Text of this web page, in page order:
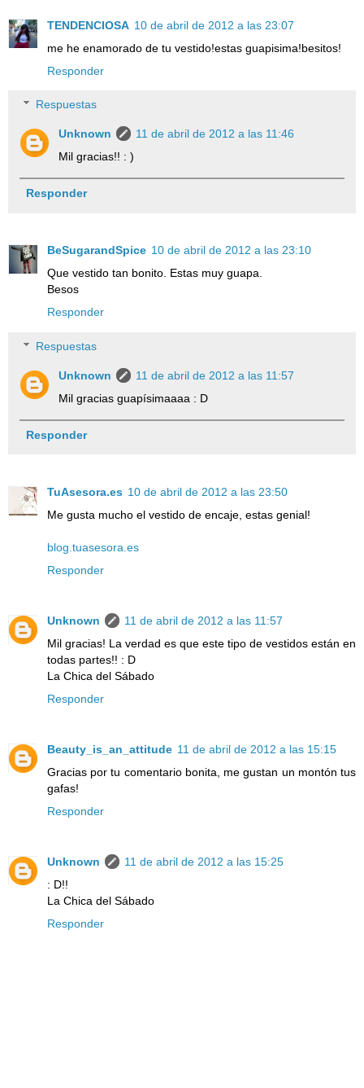
TENDENCIOSA 10 de abril de 2012 a las 23:07
me he enamorado de tu vestido!estas guapisima!besitos!
Responder
Respuestas
Unknown
11 de abril de 2012 a las 11:46
Mil gracias!! : )
Responder
BeSugarandSpice 10 de abril de 2012 a las 23:10
Que vestido tan bonito. Estas muy guapa.
Besos
Responder
Respuestas
Unknown
11 de abril de 2012 a las 11:57
Mil gracias guapísimaaaa : D
Responder
TuAsesora.es 10 de abril de 2012 a las 23:50
Me gusta mucho el vestido de encaje, estas genial!
blog.tuasesora.es
Responder
Unknown
11 de abril de 2012 a las 11:57
Mil gracias! La verdad es que este tipo de vestidos están en
todas partes!! : D
La Chica del Sábado
Responder
Beauty_is_an_attitude 11 de abril de 2012 a las 15:15
Gracias por tu comentario bonita, me gustan un montón tus
gafas!
Responder
Unknown
11 de abril de 2012 a las 15:25
: D!!
La Chica del Sábado
Responder